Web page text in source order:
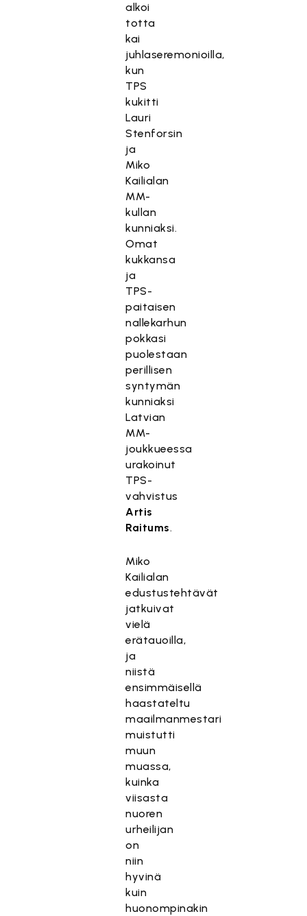
alkoi
totta
kai
juhlaseremonioilla,
kun
TPS
kukitti
Lauri
Stenforsin
ja
Miko
Kailialan
MM-
kullan
kunniaksi.
Omat
kukkansa
ja
TPS-
paitaisen
nallekarhun
pokkasi
puolestaan
perillisen
syntymän
kunniaksi
Latvian
MM-
joukkueessa
urakoinut
TPS-
vahvistus
Artis
Raitums.
Miko
Kailialan
edustustehtävät
jatkuivat
vielä
erätauoilla,
ja
niistä
ensimmäisellä
haastateltu
maailmanmestari
muistutti
muun
muassa,
kuinka
viisasta
nuoren
urheilijan
on
niin
hyvinä
kuin
huonompinakin